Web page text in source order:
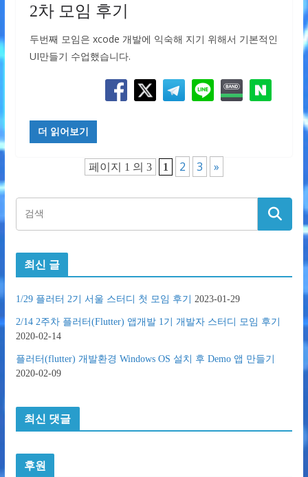
2차 모임 후기
두번째 모임은 xcode 개발에 익숙해 지기 위해서 기본적인
UI만들기 수업했습니다.
더 읽어보기
페이지 1 의 3 1 2 3 »
최신 글
1/29 플러터 2기 서울 스터디 첫 모임 후기 2023-01-29
2/14 2주차 플러터(Flutter) 앱개발 1기 개발자 스터디 모임 후기
2020-02-14
플러터(flutter) 개발환경 Windows OS 설치 후 Demo 앱 만들기
2020-02-09
최신 댓글
후원